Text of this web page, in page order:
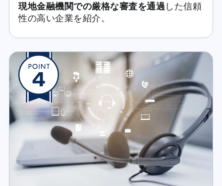
現地金融機関での厳格な審査を通過 した信頼
性の高い企業を紹介。